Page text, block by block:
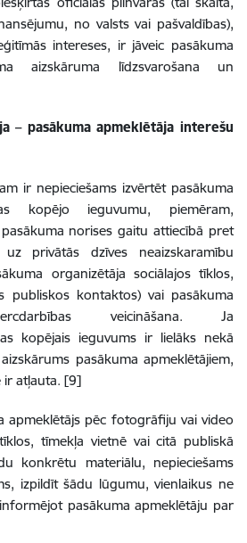
no valsts vai pašvaldības),
intereses, ir jāveic pasākuma
aizskāruma līdzsvarošana un
– pasākuma apmeklētāja interešu
ir nepieciešams izvērtēt pasākuma
kopējo ieguvumu, piemēram,
norises gaitu attiecībā pret
privātās dzīves neaizskaramību
organizētāja sociālajos tīklos,
publiskos kontaktos) vai pasākuma
veicināšana. Ja
kopējais ieguvums ir lielāks nekā
pasākuma apmeklētājiem,
ir atļauta. [9]
apmeklētājs pēc fotogrāfiju vai video
tīmekļa vietnē vai citā publiskā
konkrētu materiālu, nepieciešams
izpildīt šādu lūgumu, vienlaikus ne
pasākuma apmeklētāju par